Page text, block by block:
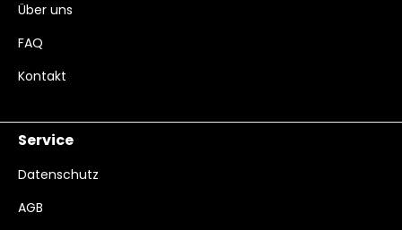
Über uns
FAQ
Kontakt
Service
Datenschutz
AGB